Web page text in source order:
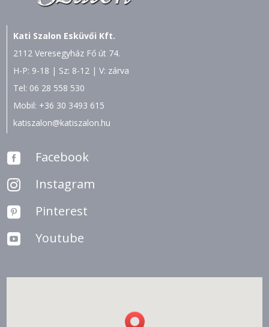
Kati Szalon Esküvői Kft.
2112 Veresegyház Fő út 74.
H-P: 9-18 | Sz: 8-12 | V: zárva
Tel: 06 28 558 530
Mobil: +36 30 3493 615
katiszalon@katiszalon.hu
 Facebook
 Instagram
 Pinterest
 Youtube